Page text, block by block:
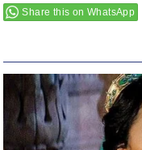
Share this on WhatsApp